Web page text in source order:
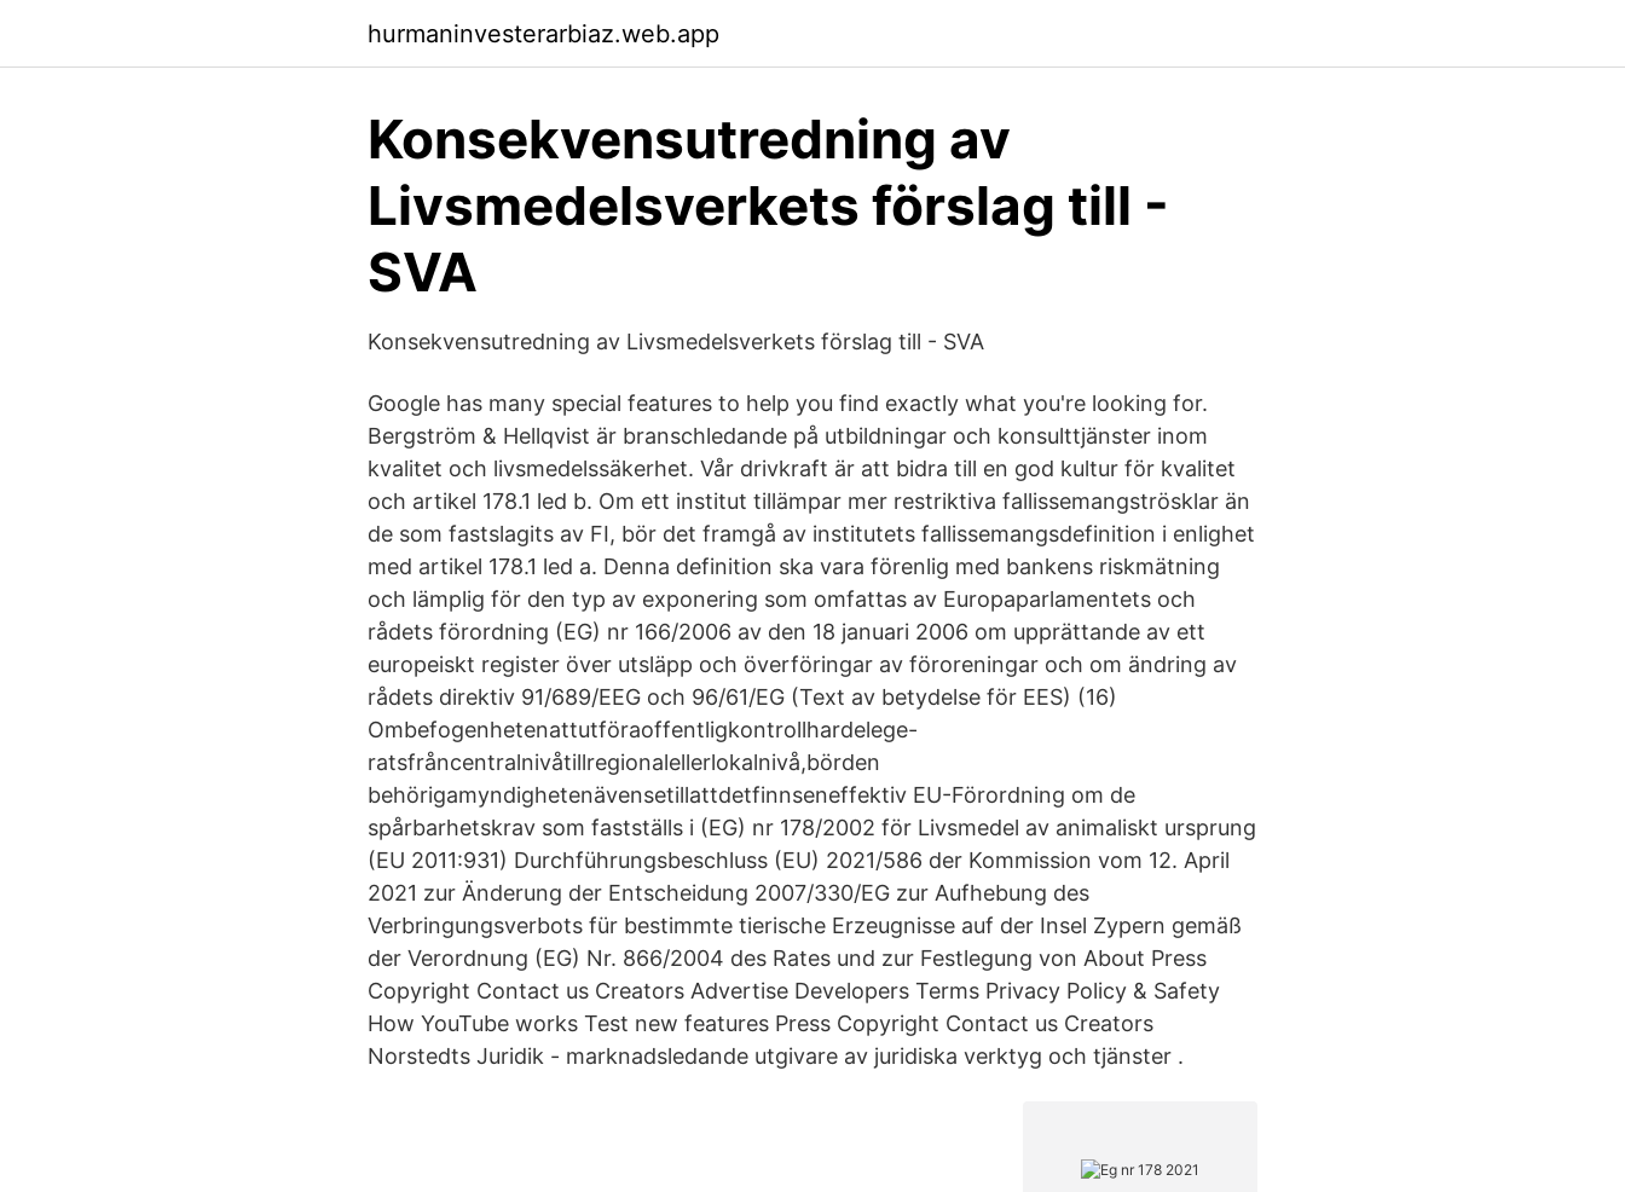
hurmaninvesterarbiaz.web.app
Konsekvensutredning av
Livsmedelsverkets förslag till -
SVA
Konsekvensutredning av Livsmedelsverkets förslag till - SVA
Google has many special features to help you find exactly what you're looking for.
Bergström & Hellqvist är branschledande på utbildningar och konsulttjänster inom
kvalitet och livsmedelssäkerhet. Vår drivkraft är att bidra till en god kultur för kvalitet
och artikel 178.1 led b. Om ett institut tillämpar mer restriktiva fallissemangströsklar än
de som fastslagits av FI, bör det framgå av institutets fallissemangsdefinition i enlighet
med artikel 178.1 led a. Denna definition ska vara förenlig med bankens riskmätning
och lämplig för den typ av exponering som omfattas av Europaparlamentets och
rådets förordning (EG) nr 166/2006 av den 18 januari 2006 om upprättande av ett
europeiskt register över utsläpp och överföringar av föroreningar och om ändring av
rådets direktiv 91/689/EEG och 96/61/EG (Text av betydelse för EES) (16)
Ombefogenhetenattutföraoffentligkontrollhardelege-
ratsfråncentralnivåtillregionalellerlokalnivå,börden
behörigamyndighetenävensetillattdetfinnseneffektiv EU-Förordning om de
spårbarhetskrav som fastställs i (EG) nr 178/2002 för Livsmedel av animaliskt ursprung
(EU 2011:931) Durchführungsbeschluss (EU) 2021/586 der Kommission vom 12. April
2021 zur Änderung der Entscheidung 2007/330/EG zur Aufhebung des
Verbringungsverbots für bestimmte tierische Erzeugnisse auf der Insel Zypern gemäß
der Verordnung (EG) Nr. 866/2004 des Rates und zur Festlegung von About Press
Copyright Contact us Creators Advertise Developers Terms Privacy Policy & Safety
How YouTube works Test new features Press Copyright Contact us Creators
Norstedts Juridik - marknadsledande utgivare av juridiska verktyg och tjänster .